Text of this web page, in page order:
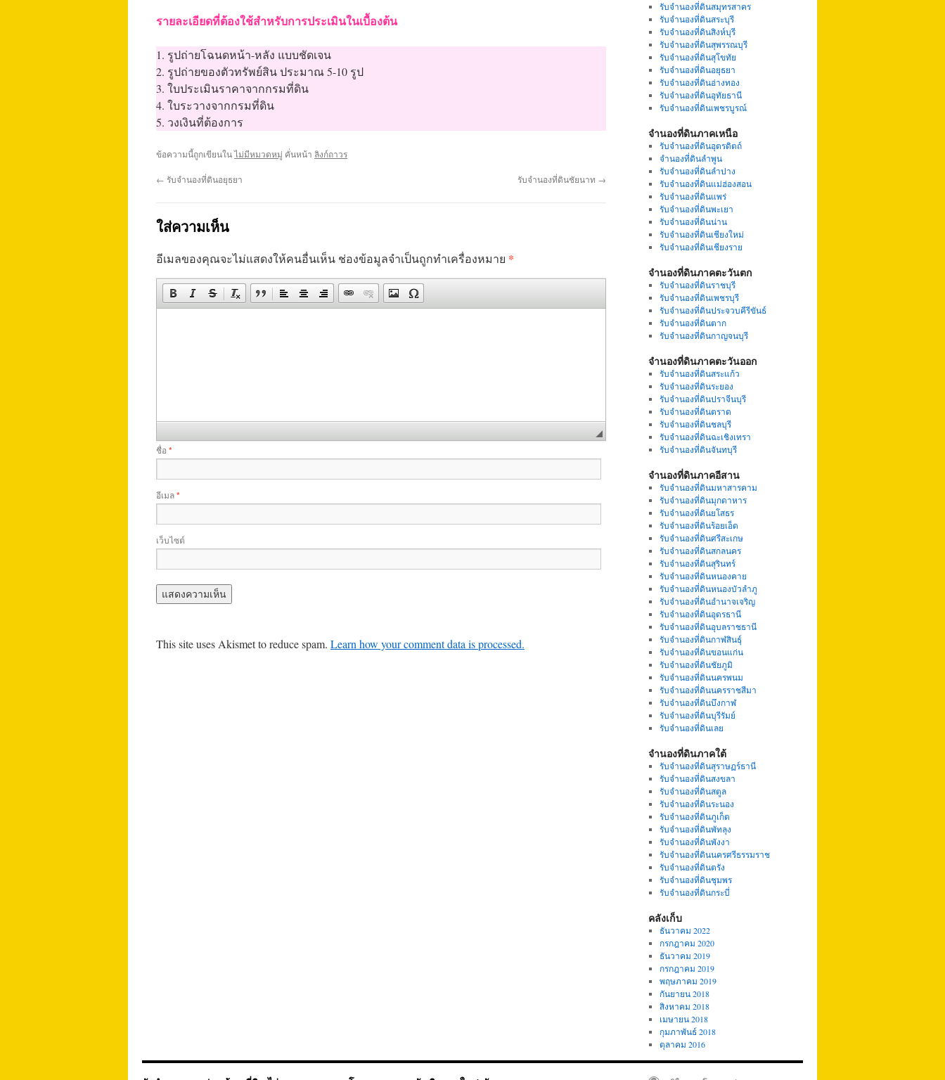
รายละเอียดที่ต้องใช้สำหรับการประเมินในเบื้องต้น
1. รูปถ่ายโฉนดหน้า-หลัง แบบชัดเจน
2. รูปถ่ายของตัวทรัพย์สิน ประมาณ 5-10 รูป
3. ใบประเมินราคาจากกรมที่ดิน
4. ใบระวางจากกรมที่ดิน
5. วงเงินที่ต้องการ
ข้อความนี้ถูกเขียนในไม่มีหมวดหมู่ คั่นหน้า ลิงก์ถาวร
← รับจำนองที่ดินอยุธยา รับจำนองที่ดินชัยนาท →
ใส่ความเห็น
อีเมลของคุณจะไม่แสดงให้คนอื่นเห็น ช่องข้อมูลจำเป็นถูกทำเครื่องหมาย *
ชื่อ *
อีเมล*
เว็บไซต์
This site uses Akismet to reduce spam. Learn how your comment data is processed.
รับจำนองที่ดินสมุทรสาคร
รับจำนองที่ดินสระบุรี
รับจำนองที่ดินสิงห์บุรี
รับจำนองที่ดินสุพรรณบุรี
รับจำนองที่ดินสุโขทัย
รับจำนองที่ดินอยุธยา
รับจำนองที่ดินอ่างทอง
รับจำนองที่ดินอุทัยธานี
รับจำนองที่ดินเพชรบูรณ์
จำนองที่ดินภาคเหนือ
รับจำนองที่ดินอุตรดิตถ์
จำนองที่ดินลำพูน
รับจำนองที่ดินลำปาง
รับจำนองที่ดินแม่ฮ่องสอน
รับจำนองที่ดินแพร่
รับจำนองที่ดินพะเยา
รับจำนองที่ดินน่าน
รับจำนองที่ดินเชียงใหม่
รับจำนองที่ดินเชียงราย
จำนองที่ดินภาคตะวันตก
รับจำนองที่ดินราชบุรี
รับจำนองที่ดินเพชรบุรี
รับจำนองที่ดินประจวบคีรีขันธ์
รับจำนองที่ดินตาก
รับจำนองที่ดินกาญจนบุรี
จำนองที่ดินภาคตะวันออก
รับจำนองที่ดินสระแก้ว
รับจำนองที่ดินระยอง
รับจำนองที่ดินปราจีนบุรี
รับจำนองที่ดินตราด
รับจำนองที่ดินชลบุรี
รับจำนองที่ดินฉะเชิงเทรา
รับจำนองที่ดินจันทบุรี
จำนองที่ดินภาคอีสาน
รับจำนองที่ดินมหาสารคาม
รับจำนองที่ดินมุกดาหาร
รับจำนองที่ดินยโสธร
รับจำนองที่ดินร้อยเอ็ด
รับจำนองที่ดินศรีสะเกษ
รับจำนองที่ดินสกลนคร
รับจำนองที่ดินสุรินทร์
รับจำนองที่ดินหนองคาย
รับจำนองที่ดินหนองบัวลำภู
รับจำนองที่ดินอำนาจเจริญ
รับจำนองที่ดินอุดรธานี
รับจำนองที่ดินอุบลราชธานี
รับจำนองที่ดินกาฬสินธุ์
รับจำนองที่ดินขอนแก่น
รับจำนองที่ดินชัยภูมิ
รับจำนองที่ดินนครพนม
รับจำนองที่ดินนครราชสีมา
รับจำนองที่ดินบึงกาฬ
รับจำนองที่ดินบุรีรัมย์
รับจำนองที่ดินเลย
จำนองที่ดินภาคใต้
รับจำนองที่ดินสุราษฏร์ธานี
รับจำนองที่ดินสงขลา
รับจำนองที่ดินสตูล
รับจำนองที่ดินระนอง
รับจำนองที่ดินภูเก็ต
รับจำนองที่ดินพัทลุง
รับจำนองที่ดินพังงา
รับจำนองที่ดินนครศรีธรรมราช
รับจำนองที่ดินตรัง
รับจำนองที่ดินชุมพร
รับจำนองที่ดินกระบี่
คลังเก็บ
ธันวาคม 2022
กรกฎาคม 2020
ธันวาคม 2019
กรกฎาคม 2019
พฤษภาคม 2019
กันยายน 2018
สิงหาคม 2018
เมษายน 2018
กุมภาพันธ์ 2018
ตุลาคม 2016